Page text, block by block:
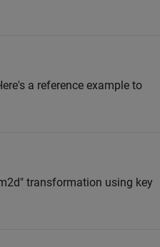
a reference example to
transformation using key